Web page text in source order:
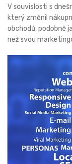
V souvislosti s
který změnil
obchodů, podobně
než svou